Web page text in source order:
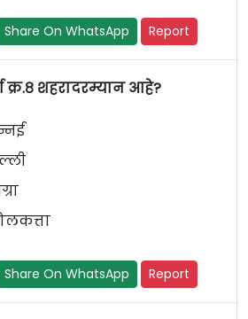
Share On WhatsApp Report
क्र.८ शहरादरम्यान आहे?
Share On WhatsApp Report